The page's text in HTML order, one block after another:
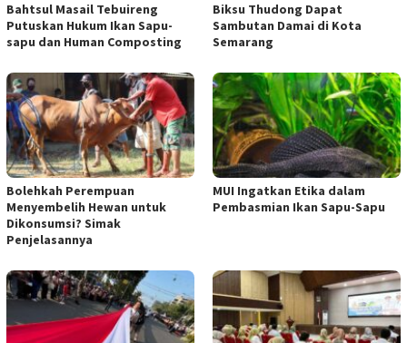
Bahtsul Masail Tebuireng
Putuskan Hukum Ikan Sapu-
sapu dan Human Composting
Biksu Thudong Dapat
Sambutan Damai di Kota
Semarang
Bolehkah Perempuan
Menyembelih Hewan untuk
Dikonsumsi? Simak
Penjelasannya
MUI Ingatkan Etika dalam
Pembasmian Ikan Sapu-Sapu